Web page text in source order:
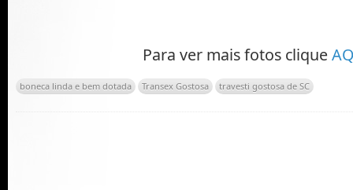
Para ver mais fotos clique
boneca linda e bem dotada Transex Gostosa travesti gostosa de SC